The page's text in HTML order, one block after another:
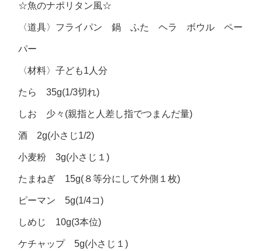
☆魚のナポリタン風☆
〈道具〉フライパン 鍋 ふた ヘラ ボウル ペー
パー
〈材料〉子ども1人分
たら 35g(1/3切れ)
しお 少々(親指と人差し指でつまんだ量)
酒 2g(小さじ1/2)
小麦粉 3g(小さじ１)
たまねぎ 15g(８等分にして外側１枚)
ピーマン 5g(1/4コ)
しめじ 10g(3本位)
ケチャップ 5g(小さじ１)